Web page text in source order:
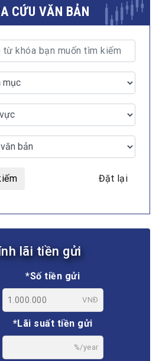
CỨU VĂN BẢN
Đặt lại
lãi tiền gửi
*Số tiền gửi
VNĐ
*Lãi suất tiền gửi
%/year